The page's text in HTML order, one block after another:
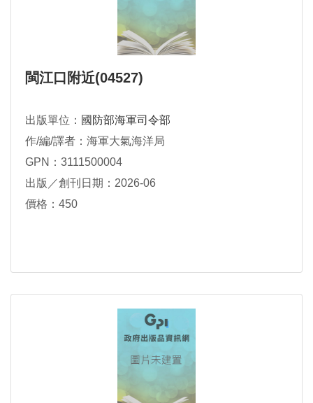
閩江口附近(04527)
出版單位： 國防部海軍司令部
作/編/譯者：海軍大氣海洋局
GPN：3111500004
出版／創刊日期：2026-06
價格：450